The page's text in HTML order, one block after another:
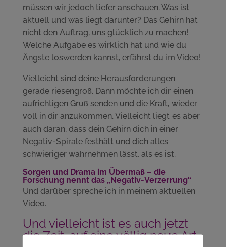
müssen wir jedoch tiefer anschauen. Was ist
aktuell und was liegt darunter? Das Gehirn hat
nicht den Auftrag, uns glücklich zu machen!
Welche Aufgabe es wirklich hat und wie du
Ängste loswerden kannst, erfährst du im Video!
Vielleicht sind deine Herausforderungen
gerade riesengroß. Dann möchte ich dir einen
aufrichtigen Gruß senden und die Kraft, wieder
voll in dir anzukommen. Vielleicht liegt es aber
auch daran, dass dein Gehirn dich in einer
Negativ-Spirale festhält und dich alles
schwieriger wahrnehmen lässt, als es ist.
Sorgen und Drama im Übermaß – die
Forschung nennt das „Negativ-Verzerrung“
Und darüber spreche ich in meinem aktuellen
Video.
Und vielleicht ist es auch jetzt
die Zeit, auf eine völlig neue Art